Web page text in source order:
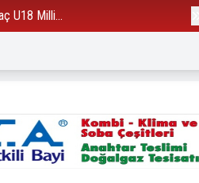
U18 Milli...